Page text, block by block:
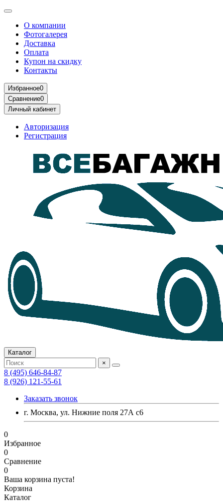
О компании
Фотогалерея
Доставка
Оплата
Купон на скидку
Контакты
Избранное0
Сравнение0
Личный кабинет
Авторизация
Регистрация
Каталог
×
8 (495) 646-84-87
8 (926) 121-55-61
Заказать звонок
г. Москва, ул. Нижние поля 27А с6
0
Избранное
0
Сравнение
0
Ваша корзина пуста!
Корзина
Каталог